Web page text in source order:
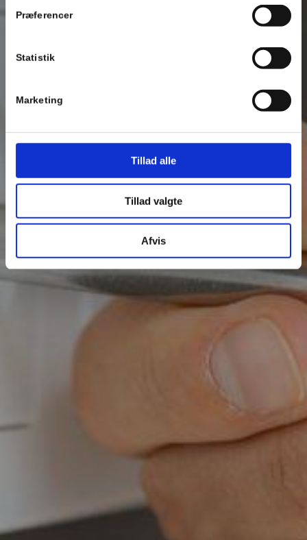
Præferencer
Statistik
Marketing
Tillad alle
Tillad valgte
Afvis